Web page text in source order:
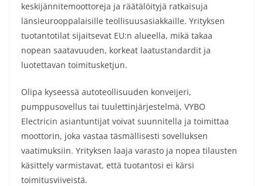
keskijännitemoottoreja ja räätälöityjä ratkaisuja
länsieurooppalaisille teollisuusasiakkaille. Yrityksen
tuotantotilat sijaitsevat EU:n alueella, mikä takaa
nopean saatavuuden, korkeat laatustandardit ja
luotettavan toimitusketjun.
Olipa kyseessä autoteollisuuden konveijeri,
pumppusovellus tai tuulettinjärjestelmä, VYBO
Electricin asiantuntijat voivat suunnitella ja toimittaa
moottorin, joka vastaa täsmällisesti sovelluksen
vaatimuksiin. Yrityksen laaja varasto ja nopea tilausten
käsittely varmistavat, että tuotantosi ei kärsi
toimitusviiveistä.